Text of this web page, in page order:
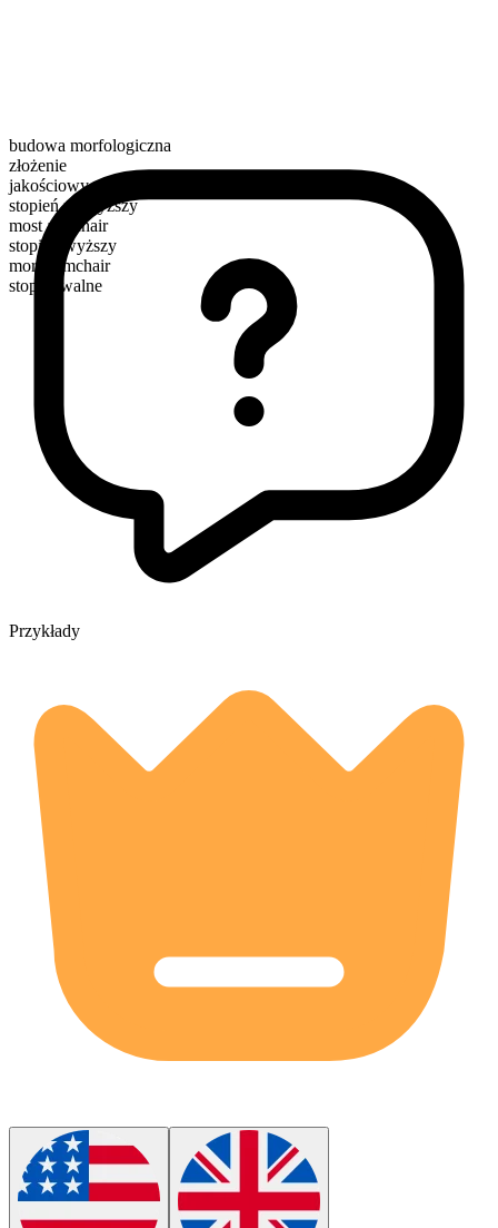
budowa morfologiczna
złożenie
jakościowy
stopień najwyższy
most armchair
stopień wyższy
more armchair
stopniowalne
Przykłady